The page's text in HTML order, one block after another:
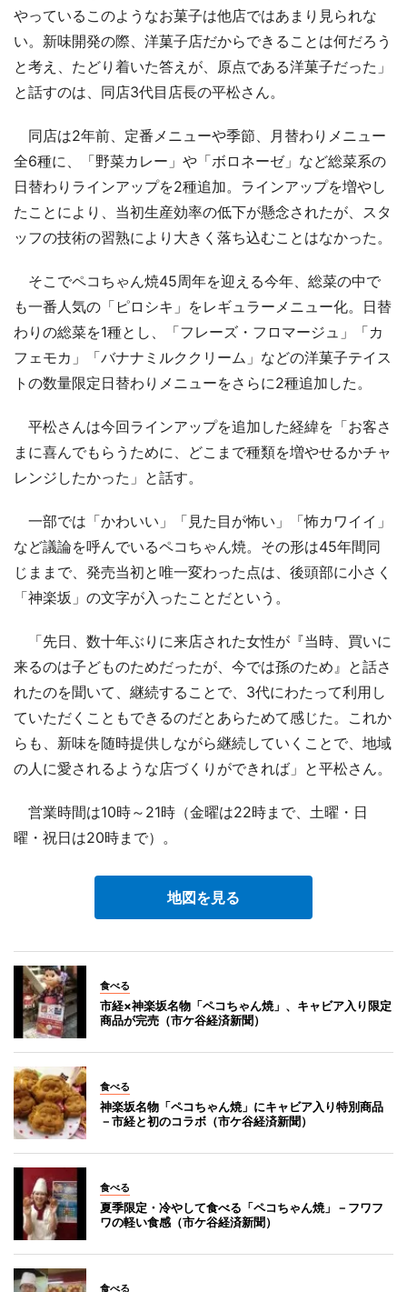
やっているこのようなお菓子は他店ではあまり見られな
い。新味開発の際、洋菓子店だからできることは何だろう
と考え、たどり着いた答えが、原点である洋菓子だった」
と話すのは、同店3代目店長の平松さん。
同店は2年前、定番メニューや季節、月替わりメニュー
全6種に、「野菜カレー」や「ボロネーゼ」など総菜系の
日替わりラインアップを2種追加。ラインアップを増やし
たことにより、当初生産効率の低下が懸念されたが、スタ
ッフの技術の習熟により大きく落ち込むことはなかった。
そこでペコちゃん焼45周年を迎える今年、総菜の中で
も一番人気の「ピロシキ」をレギュラーメニュー化。日替
わりの総菜を1種とし、「フレーズ・フロマージュ」「カ
フェモカ」「バナナミルククリーム」などの洋菓子テイス
トの数量限定日替わりメニューをさらに2種追加した。
平松さんは今回ラインアップを追加した経緯を「お客さ
まに喜んでもらうために、どこまで種類を増やせるかチャ
レンジしたかった」と話す。
一部では「かわいい」「見た目が怖い」「怖カワイイ」
など議論を呼んでいるペコちゃん焼。その形は45年間同
じままで、発売当初と唯一変わった点は、後頭部に小さく
「神楽坂」の文字が入ったことだという。
「先日、数十年ぶりに来店された女性が『当時、買いに
来るのは子どものためだったが、今では孫のため』と話さ
れたのを聞いて、継続することで、3代にわたって利用し
ていただくこともできるのだとあらためて感じた。これか
らも、新味を随時提供しながら継続していくことで、地域
の人に愛されるような店づくりができれば」と平松さん。
営業時間は10時～21時（金曜は22時まで、土曜・日
曜・祝日は20時まで）。
地図を見る
食べる
市経×神楽坂名物「ペコちゃん焼」、キャビア入り限定
商品が完売（市ケ谷経済新聞）
食べる
神楽坂名物「ペコちゃん焼」にキャビア入り特別商品
－市経と初のコラボ（市ケ谷経済新聞）
食べる
夏季限定・冷やして食べる「ペコちゃん焼」－フワフ
ワの軽い食感（市ケ谷経済新聞）
食べる